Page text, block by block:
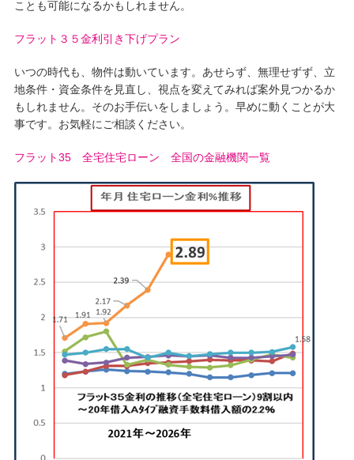
ことも可能になるかもしれません。
フラット３５金利引き下げプラン
いつの時代も、物件は動いています。あせらず、無理せずず、立
地条件・資金条件を見直し、視点を変えてみれば案外見つかるか
もしれません。そのお手伝いをしましょう。早めに動くことが大
事です。お気軽にご相談ください。
フラット35 全宅住宅ローン 全国の金融機関一覧